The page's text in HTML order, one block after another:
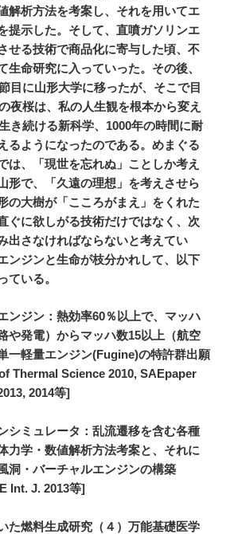
解析方法を考案し、それを用いてエ
提示した。そして、直噴ガソリンエ
せる技術で商品化に寄与した頃、不
生命研究に入っていった。その後、
目に山形大学に移ったが、そこで目
夜桜は、私の人生観を根本から変え
き続ける新科学、1000年の時間に耐
るようになったのである。めまぐる
は、「現世を忘れぬ」ことしか考え
形で、「久遠の理想」を考えさせら
の大樹が「こころがまえ」をくれた
ぐに欲しがる技術だけではなく、次
出さなければならないと考えてい
ンジンと生命が枝分かれして、以下
ている。
ンジン：熱効率60％以上で、マッハ
や発電）からマッハ数15以上（航空
一軽量エンジン(Fugine)の特許群出願
Thermal Science 2010, SAEpaper
2014等]
シミュレータ：乱流遷移を含む各種
力学・数値解析方法考案と、それに
洞・バーチャルエンジンの構築
Int. J. 2013等]
た燃料生成研究（４）万能基礎医学